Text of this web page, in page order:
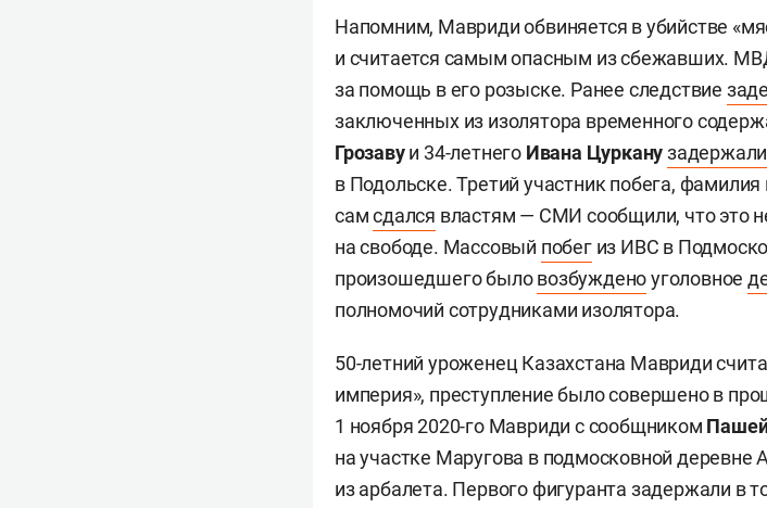
Напомним, Мавриди обвиняется в убийстве
и считается самым опасным из сбежавших.
за помощь в его розыске. Ранее следствие
заключенных из изолятора временного
Грозавуи 34-летнего Ивана Цурканузадержали
в Подольске. Третий участник побега, фамилия
самсдался властям — СМИ сообщили, что это
на свободе. Массовый побегиз ИВС в
произошедшего быловозбужденоуголовное
полномочий сотрудниками изолятора.
50-летний уроженец Казахстана Мавриди
империя», преступление было совершено в
1 ноября 2020-го Мавриди с сообщником
на участке Маругова в подмосковной деревне
из арбалета. Первого фигуранта задержали в